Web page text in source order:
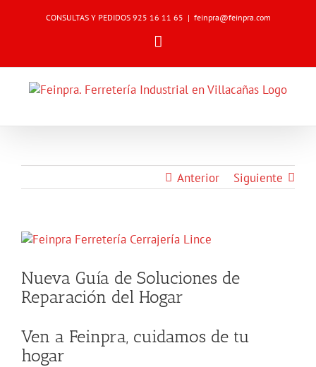
CONSULTAS Y PEDIDOS 925 16 11 65 | feinpra@feinpra.com
Anterior Siguiente
Ver
más
grande
Nueva Guía de Soluciones de
Reparación del Hogar
Ven a Feinpra, cuidamos de tu
hogar